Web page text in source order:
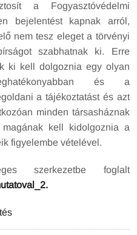
a Fogyasztóvédelmi
bejelentést kapnak arról,
nem tesz eleget a törvényi
szabhatnak ki. Erre
ki kell dolgoznia egy olyan
és a
a tájékoztatást és azt
minden társasháznak
kell kidolgoznia a
figyelembe vételével.
szerkezetbe foglalt